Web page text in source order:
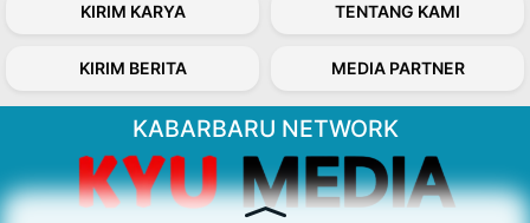
KIRIM KARYA TENTANG KAMI
KIRIM BERITA MEDIA PARTNER
KABARBARU NETWORK